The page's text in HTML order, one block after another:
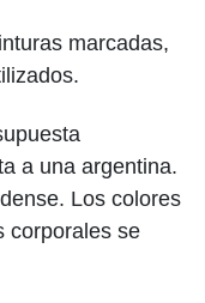
marcadas,
a una argentina.
Los colores
corporales se